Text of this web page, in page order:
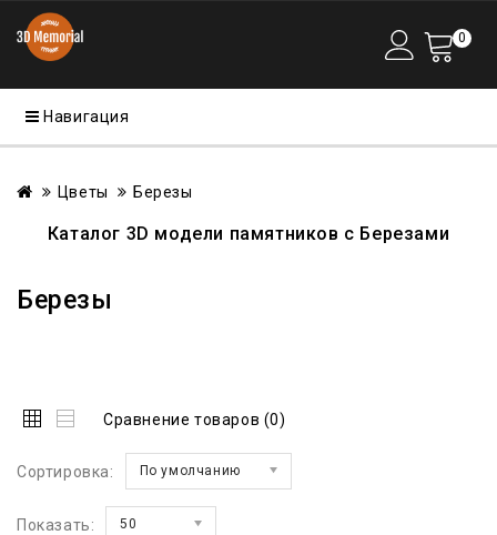
0
Навигация
Цветы Березы
Каталог 3D модели памятников с Березами
Березы
Сравнение товаров (0)
Сортировка: По умолчанию
Показать: 50